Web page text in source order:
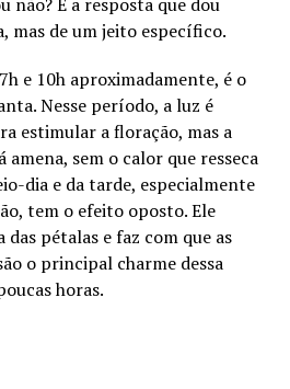
mas de um jeito específico.
e 10h aproximadamente, é o
Nesse período, a luz é
estimular a floração, mas a
sem o calor que resseca
dia e da tarde, especialmente
tem o efeito oposto. Ele
das pétalas e faz com que as
o principal charme dessa
horas.